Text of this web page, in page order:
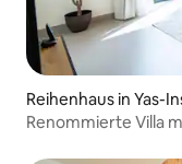
Reihenhaus in Yas-
Renommierte Villa